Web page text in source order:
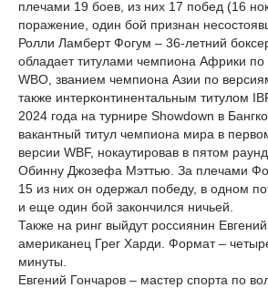
плечами 19 боев, из них 17 побед (16
поражение, один бой признан
Ролли Ламберт Фогум – 36-летний
обладает титулами чемпиона Африки по
WBO, званием чемпиона Азии по
также интерконтинентальным титулом
2024 года на турнире Showdown в
вакантный титул чемпиона мира в
версии WBF, нокаутировав в пятом
Обинну Джозефа Мэттью. За плечами
15 из них он одержал победу, в одном
и еще один бой закончился ничьей.
Также на ринг выйдут россиянин
американец Грег Харди. Формат –
минуты.
Евгений Гончаров – мастер спорта по